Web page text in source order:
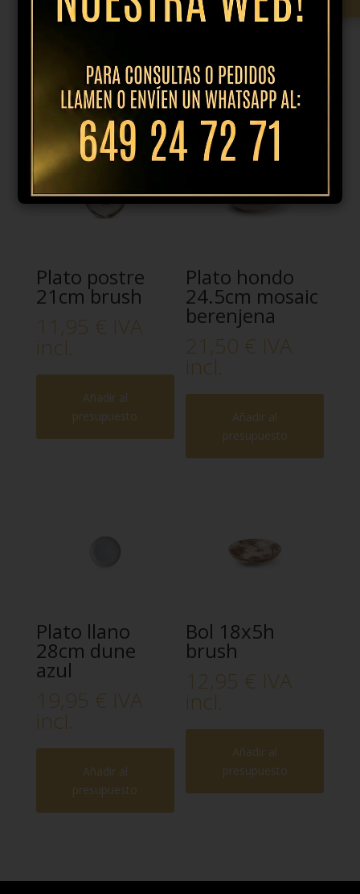
Opal
Productos relacionados
Plato postre
21cm brush
11,95 € IVA
incl.
Añadir al
presupuesto
Plato hondo
24.5cm mosaic
berenjena
21,50 € IVA
incl.
Añadir al
presupuesto
Plato llano
28cm dune
azul
19,95 € IVA
incl.
Añadir al
presupuesto
Bol 18x5h
brush
12,95 € IVA
incl.
Añadir al
presupuesto